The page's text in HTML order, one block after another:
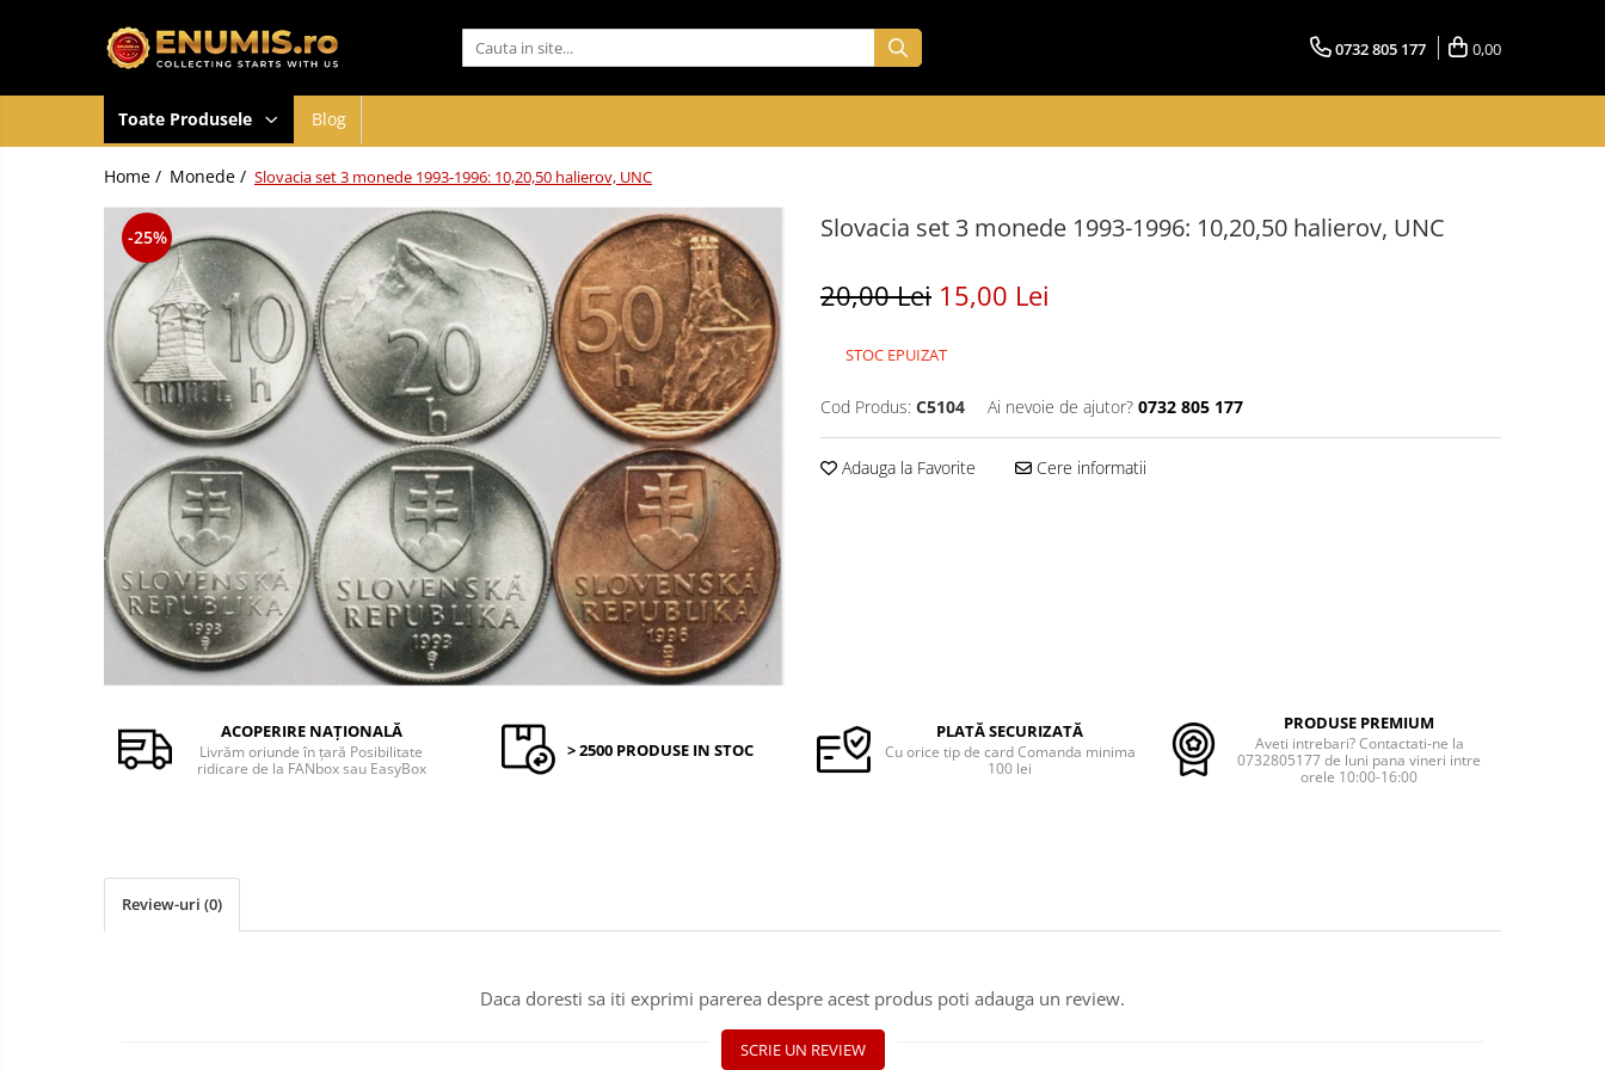
Albume cu folii pentru stocare
Capsule monede
Cartonase autoadezive
Folii stocare monede
Soluții curățare, pensete, mănuși,
Tavite stocare si expunere
Monede straine
Monede Africa
Monede America
Monede Asia
Monede Australia si Oceania
Monede Euro, Eurocenti
Bancnote Romania
Folii pentru stocare bancnote, la
0732 805 177 0,00
Toate Produsele Blog
Home / Monede / Slovacia set 3 monede 1993-1996: 10,20,50 halierov, UNC
Slovacia set 3 monede 1993-1996: 10,20,50 halierov, UNC
-25%
20,00 Lei 15,00 Lei
STOC EPUIZAT
Cod Produs: C5104 Ai nevoie de ajutor? 0732 805 177
Adauga la Favorite Cere informatii
ACOPERIRE NAȚIONALĂ
Livrăm oriunde în țară Posibilitate
ridicare de la FANbox sau EasyBox
> 2500 PRODUSE IN STOC
PLATĂ SECURIZATĂ
Cu orice tip de card Comanda minima
100 lei
PRODUSE PREMIUM
Aveti intrebari? Contactati-ne la
0732805177 de luni pana vineri intre
orele 10:00-16:00
Review-uri (0)
Daca doresti sa iti exprimi parerea despre acest produs poti adauga un review.
SCRIE UN REVIEW